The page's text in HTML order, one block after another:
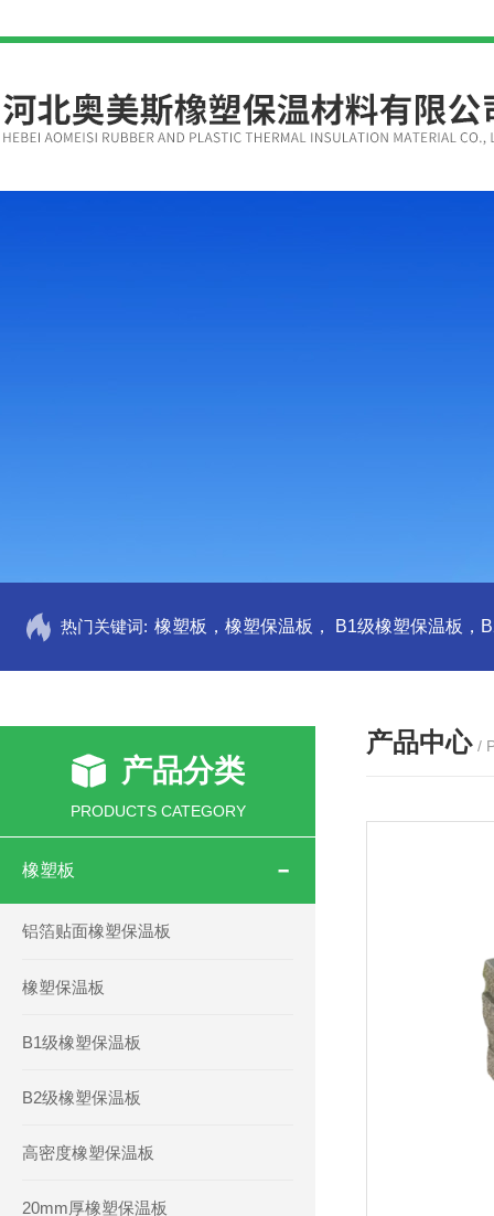
热门关键词:
产品分类
PRODUCTS CATEGORY
橡塑板
铝箔贴面橡塑保温板
橡塑保温板
B1级橡塑保温板
B2级橡塑保温板
高密度橡塑保温板
20mm厚橡塑保温板
产品中心 /